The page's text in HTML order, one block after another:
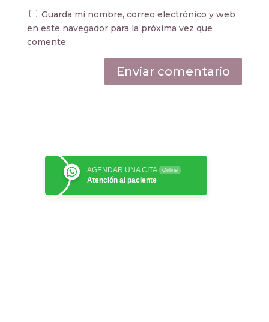
Guarda mi nombre, correo electrónico y web
en este navegador para la próxima vez que
comente.
AGENDAR UNA CITA Online
Atención al paciente